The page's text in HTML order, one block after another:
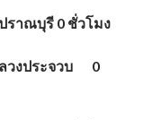
ราณบุรี 0 ชั่วโมง
วงประจวบ 0